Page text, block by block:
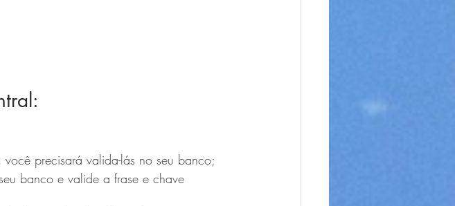
precisará valida-lás no seu banco;
banco e valide a frase e chave